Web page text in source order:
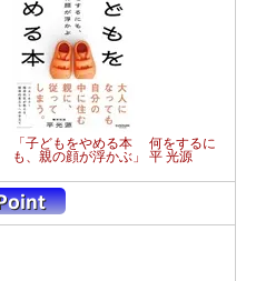
「子どもをやめる本 何をするに
も、親の顔が浮かぶ」 平 光源